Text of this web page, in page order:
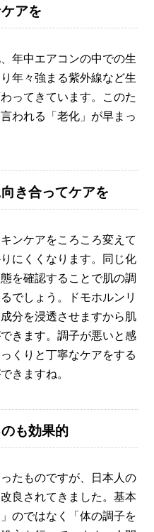
アを
年中エアコンの中での生
年々強まる紫外線など生
ってきています。このた
われる「老化」が早まっ
き合ってケアを
ンケアをころころ変えて
にくくなります。同じ化
を確認することで肌の調
でしょう。ドモホルンリ
分を浸透させますから肌
きます。調子が悪いと感
くりと丁寧なケアをする
きますね。
も効果的
たものですが、日本人の
良されてきました。基本
のではなく「体の調子を